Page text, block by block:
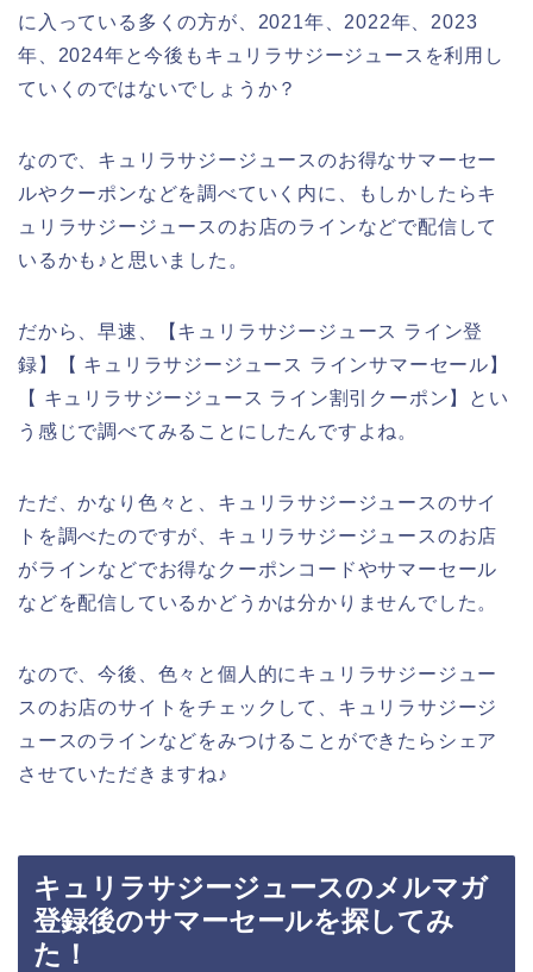
に入っている多くの方が、2021年、2022年、2023
年、2024年と今後もキュリラサジージュースを利用し
ていくのではないでしょうか？
なので、キュリラサジージュースのお得なサマーセー
ルやクーポンなどを調べていく内に、もしかしたらキ
ュリラサジージュースのお店のラインなどで配信して
いるかも♪と思いました。
だから、早速、【キュリラサジージュース ライン登
録】【 キュリラサジージュース ラインサマーセール】
【 キュリラサジージュース ライン割引クーポン】とい
う感じで調べてみることにしたんですよね。
ただ、かなり色々と、キュリラサジージュースのサイ
トを調べたのですが、キュリラサジージュースのお店
がラインなどでお得なクーポンコードやサマーセール
などを配信しているかどうかは分かりませんでした。
なので、今後、色々と個人的にキュリラサジージュー
スのお店のサイトをチェックして、キュリラサジージ
ュースのラインなどをみつけることができたらシェア
させていただきますね♪
キュリラサジージュースのメルマガ
登録後のサマーセールを探してみ
た！